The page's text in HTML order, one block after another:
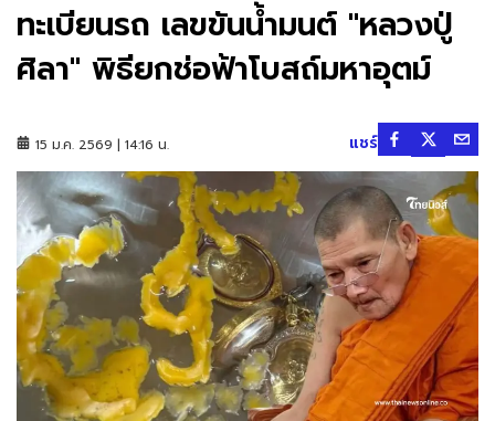
ทะเบียนรถ เลขขันน้ำมนต์ "หลวงปู่
ศิลา" พิธียกช่อฟ้าโบสถ์มหาอุตม์
15 ม.ค. 2569 | 14:16 น. แชร์